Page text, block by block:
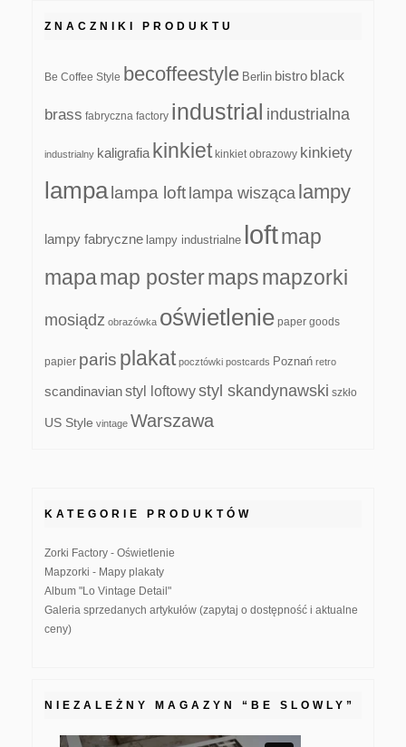
ZNACZNIKI PRODUKTU
Be Coffee Style becoffeestyle Berlin bistro black
brass fabryczna factory industrial industrialna
industrialny kaligrafia kinkiet kinkiet obrazowy kinkiety
lampa lampa loft lampa wisząca lampy
lampy fabryczne lampy industrialne loftmap
mapamap postermapsmapzorki
mosiądz obrazówka oświetlenie paper goods
papier paris plakat pocztówki postcards Poznań retro
scandinavianstyl loftowystyl skandynawski szkło
US Style vintage Warszawa
KATEGORIE PRODUKTÓW
Zorki Factory - Oświetlenie
Mapzorki - Mapy plakaty
Album "Lo Vintage Detail"
Galeria sprzedanych artykułów (zapytaj o dostępność i aktualne
ceny)
NIEZALEŻNY MAGAZYN “BE SLOWLY”